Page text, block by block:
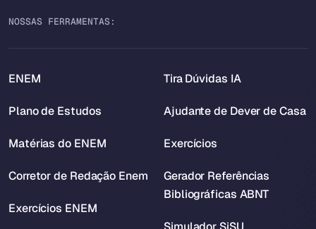
NOSSAS FERRAMENTAS:
ENEM
Plano de Estudos
Matérias do ENEM
Corretor de Redação Enem
Exercícios ENEM
Tira Dúvidas IA
Ajudante de Dever de Casa
Exercícios
Gerador Referências
Bibliográficas ABNT